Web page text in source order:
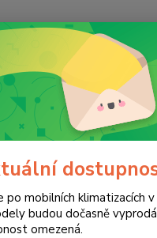
mobilních klimatizacích
budou dočasně
omezená.